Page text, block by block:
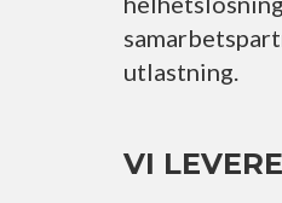
utlastning.
VI